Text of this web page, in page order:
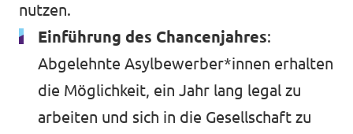
nutzen.
Einführung des Chancenjahres:
Abgelehnte Asylbewerber*innen erhalten
die Möglichkeit, ein Jahr lang legal zu
arbeiten und sich in die Gesellschaft zu